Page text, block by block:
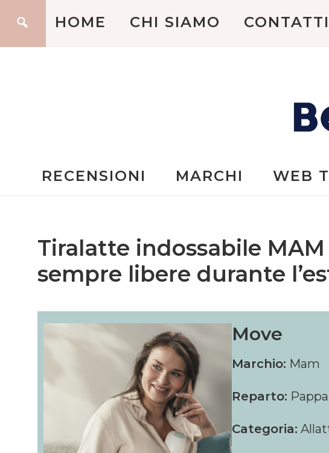
HOME CHI SIAMO CONTATTI
RECENSIONI MARCHI WEB
Tiralatte indossabile
sempre libere durante
Move
Marchio: Mam
Reparto: Pappa
Categoria: